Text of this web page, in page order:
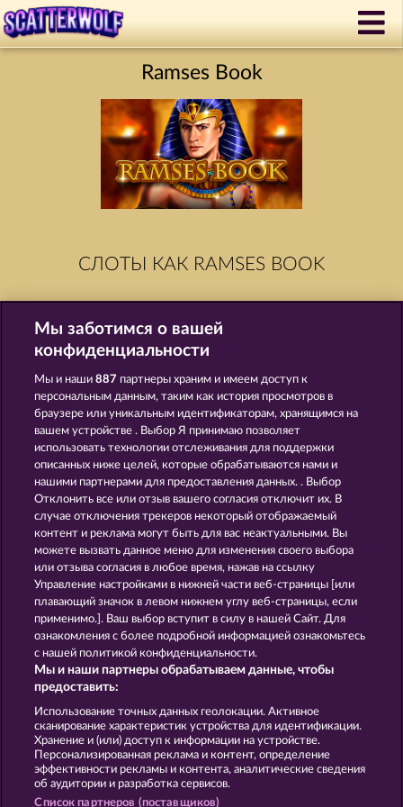
Ramses Book
СЛОТЫ КАК RAMSES BOOK
JACK POTTER & THE BOOK OF DYNASTIES 6 LUCKY PHARAOH WILD
PHARAOS RICHES CLEOPATRA'S CROWN
Правила КОНФИДЕНЦИАЛЬНОСТЬ
О компании Компания
Отправить Запрос об Отказе
Мы заботимся о вашей
конфиденциальности
Мы и наши887 партнеры храним и имеем доступ к
персональным данным, таким как история просмотров в
браузере или уникальным идентификаторам, хранящимся на
вашем устройстве . Выбор Я принимаю позволяет
использовать технологии отслеживания для поддержки
описанных ниже целей, которые обрабатываются нами и
нашими партнерами для предоставления данных. . Выбор
Отклонить все или отзыв вашего согласия отключит их. В
случае отключения трекеров некоторый отображаемый
контент и реклама могут быть для вас неактуальными. Вы
можете вызвать данное меню для изменения своего выбора
или отзыва согласия в любое время, нажав на ссылку
Управление настройками в нижней части веб-страницы [или
плавающий значок в левом нижнем углу веб-страницы, если
применимо.]. Ваш выбор вступит в силу в нашей Сайт. Для
ознакомления с более подробной информацией ознакомьтесь
с нашей политикой конфиденциальности.
Мы и наши партнеры обрабатываем данные, чтобы
предоставить:
Использование точных данных геолокации. Активное
сканирование характеристик устройства для идентификации.
Хранение и (или) доступ к информации на устройстве.
Персонализированная реклама и контент, определение
эффективности рекламы и контента, аналитические сведения
об аудитории и разработка сервисов.
Список партнеров (поставщиков)